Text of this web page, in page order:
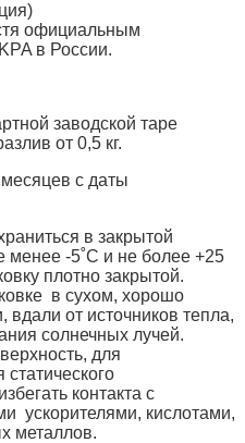
официальным
в России.
заводской таре
от 0,5 кг.
с даты
в закрытой
менее -5˚С и не более +25
плотно закрытой.
в сухом, хорошо
от источников тепла,
солнечных лучей.
для
контакта с
ускорителями, кислотами,
металлов.